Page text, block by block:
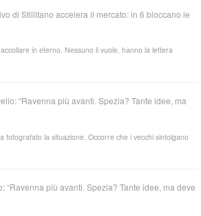
di Stillitano accelera il mercato: in 6 bloccano le
in eterno. Nessuno li vuole, hanno la lettera
“Ravenna più avanti. Spezia? Tante idee, ma
fotografato la situazione. Occorre che i vecchi sintolgano
“Ravenna più avanti. Spezia? Tante idee, ma deve